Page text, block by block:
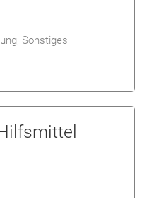
Sonstiges